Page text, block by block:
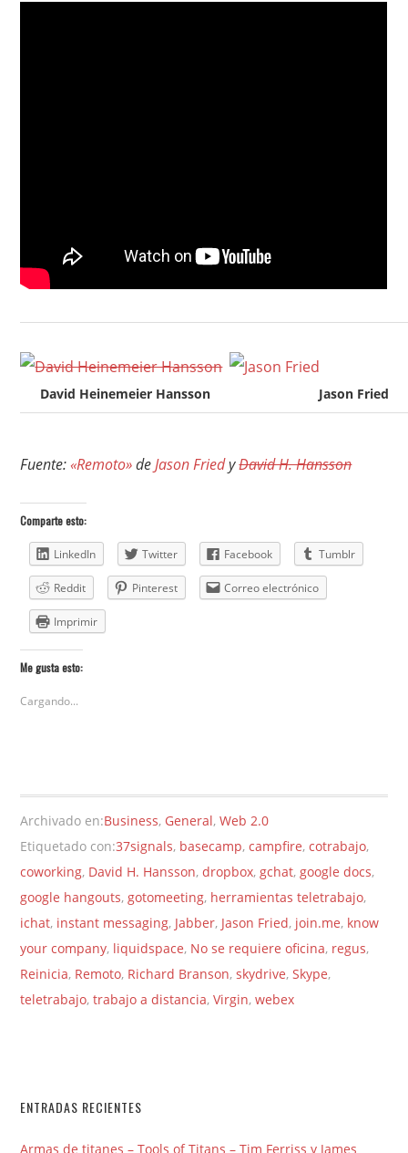
David Heinemeier Hansson Jason Fried
Fuente:«Remoto»deJason FriedyDavid H. Hansson
Comparte esto:
LinkedIn Twitter Facebook Tumblr
Reddit Pinterest Correo electrónico
Imprimir
Me gusta esto:
Cargando...
Archivado en:Business, General,Web 2.0
Etiquetado con:37signals, basecamp,campfire,cotrabajo,
coworking, David H. Hansson,dropbox,gchat,google docs,
google hangouts,gotomeeting, herramientas teletrabajo,
ichat, instant messaging, Jabber, Jason Fried, join.me, know
your company, liquidspace, No se requiere oficina, regus,
Reinicia, Remoto, Richard Branson,skydrive,Skype,
teletrabajo,trabajo a distancia,Virgin,webex
ENTRADAS RECIENTES
Armas de titanes – Tools of Titans – Tim Ferriss y James